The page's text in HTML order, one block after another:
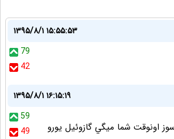
۱۳۹۵/۸/۱ ۱۵:۵۵:۵۳
79
42
۱۳۹۵/۸/۱ ۱۶:۱۵:۱۹
59
49
اونوقت شما ميگي گازوئيل يورو